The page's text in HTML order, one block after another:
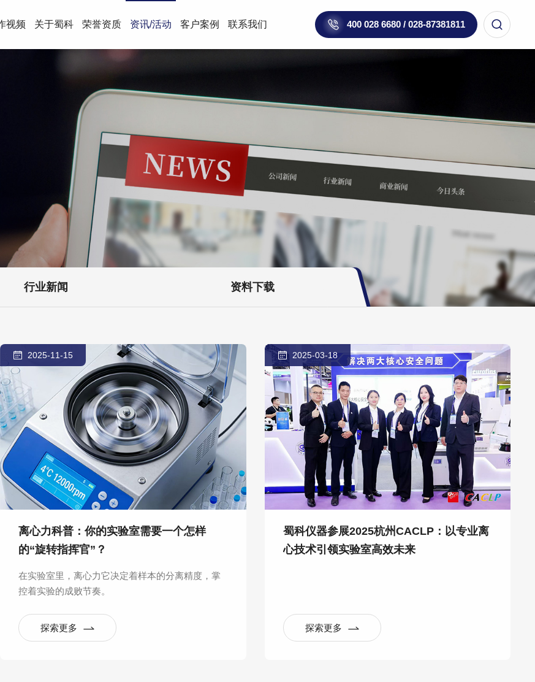
400 028 6680 / 028-87381811
视频 关于蜀科 荣誉资质 资讯/活动 客户案例 联系我们
行业新闻 资料下载
2025-11-15
离心力科普：你的实验室需要一个怎样
的“旋转指挥官”？
在实验室里，离心力它决定着样本的分离精度，掌
控着实验的成败节奏。
探索更多
2025-03-18
蜀科仪器参展2025杭州CACLP：以专业离
心技术引领实验室高效未来
探索更多